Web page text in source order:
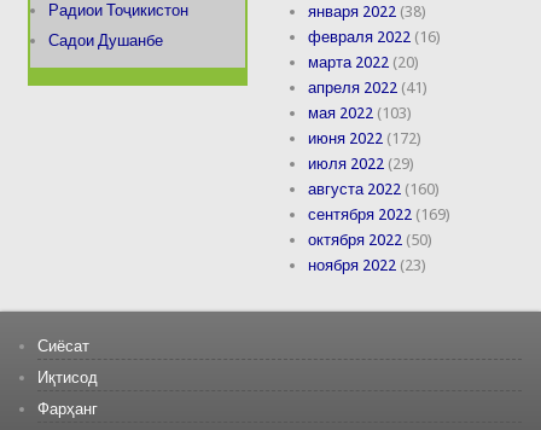
Радиои Тоҷикистон
Садои Душанбе
января 2022 (38)
февраля 2022 (16)
марта 2022 (20)
апреля 2022 (41)
мая 2022 (103)
июня 2022 (172)
июля 2022 (29)
августа 2022 (160)
сентября 2022 (169)
октября 2022 (50)
ноября 2022 (23)
Сиёсат
Иқтисод
Фарҳанг